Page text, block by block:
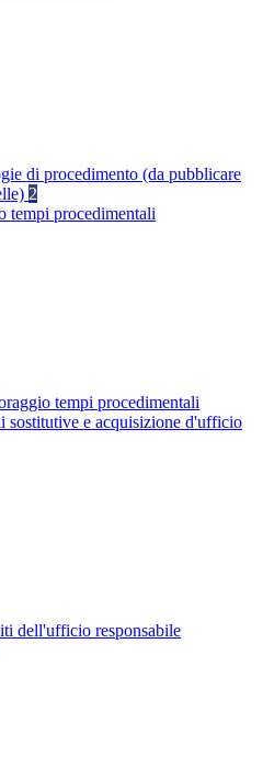
di procedimento (da pubblicare
2
tempi procedimentali
tempi procedimentali
sostitutive e acquisizione d'ufficio
dell'ufficio responsabile